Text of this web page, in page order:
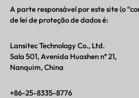
A parte responsável por este site (o
de lei de proteção de dados é:
Lansitec Technology Co., Ltd.
Sala 501, Avenida Huashen nº 21,
Nanquim, China
+86-25-8335-8776